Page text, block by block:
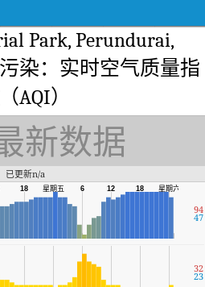
Park, Perundurai,
染：实时空气质量指
AQI）
新数据
已更新n/a
星期六
18
12
6
星期五
18
94
47
32
23